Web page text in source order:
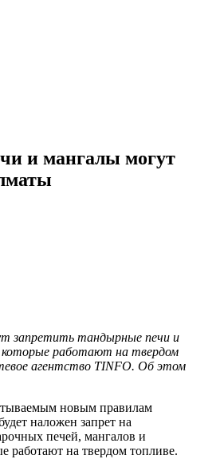
и мангалы могут
запретить тандырные печи и
работают на твердом
агентство TINFO. Об этом
новым правилам
наложен запрет на
печей, мангалов и
работают на твердом топливе.